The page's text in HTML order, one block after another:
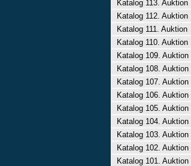
Katalog 113. Auktion
Katalog 112. Auktion
Katalog 111. Auktion
Katalog 110. Auktion
Katalog 109. Auktion
Katalog 108. Auktion
Katalog 107. Auktion
Katalog 106. Auktion
Katalog 105. Auktion
Katalog 104. Auktion
Katalog 103. Auktion
Katalog 102. Auktion
Katalog 101. Auktion